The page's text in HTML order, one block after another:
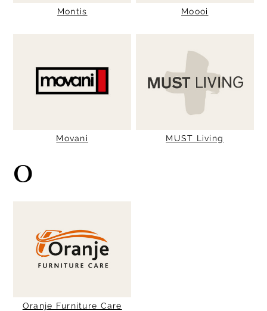
Montis Moooi
Movani MUST Living
O
Oranje Furniture Care